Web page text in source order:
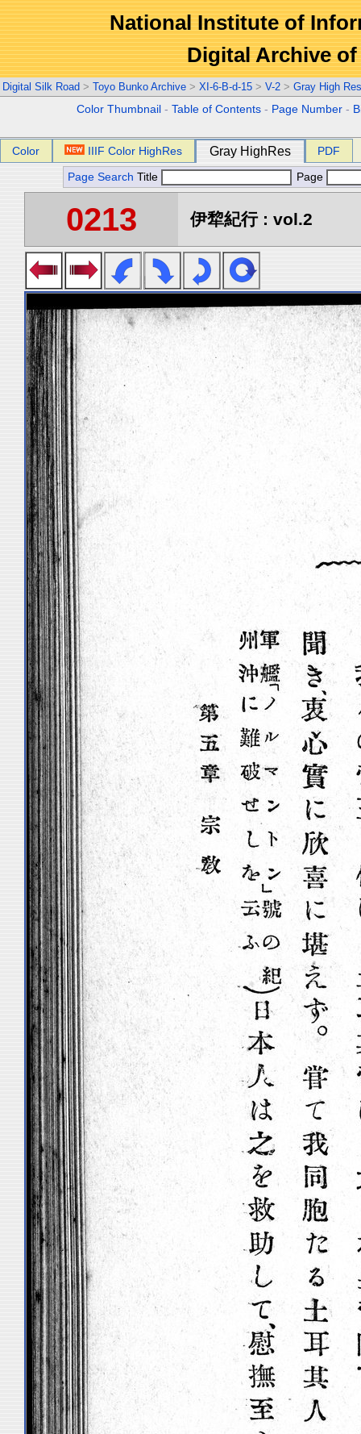
National Institute of
Digital Archive
Digital Silk Road > Toyo Bunko Archive > XI-6-B-d-15 > V-2 > Gray High
Color Thumbnail -Table of Contents - Page Number -
Color IIIF Color HighRes Gray HighRes PDF
Page Search Title Page
0213 伊犂紀行 : vol.2